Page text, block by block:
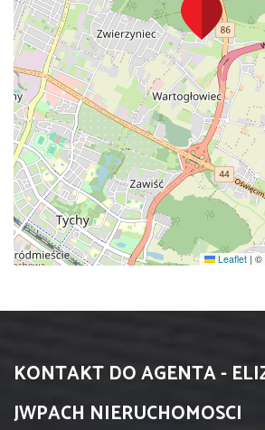
Leaflet | ©
KONTAKT DO AGENTA -
JWPACH NIERUCHOMOSCI